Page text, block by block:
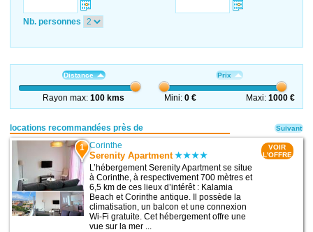
Nb. personnes
Distance
Rayon max:100 kms
Prix
Mini:0 € Maxi: 1000 €
locations recommandées près de
1 Corinthe
Serenity Apartment
L’hébergement Serenity Apartment se situe
à Corinthe, à respectivement 700 mètres et
6,5 km de ces lieux d’intérêt : Kalamia
Beach et Corinthe antique. Il possède la
climatisation, un balcon et une connexion
Wi-Fi gratuite. Cet hébergement offre une
vue sur la mer ...
VOIR
L'OFFRE
Suivant